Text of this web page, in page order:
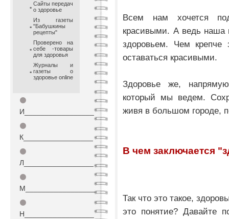
Сайты передач
о здоровье
Из газеты
"Бабушкины
рецепты"
Проверено на
себе -товары
для здоровья
Журналы и
газеты о
здоровье online
⚫
И_________________
⚫
К_________________
⚫
Л_________________
⚫
М_________________
⚫
Н_________________
Всем нам хочется
красивыми. А ведь наша
здоровьем. Чем
оставаться красивыми.
Здоровье же,
который мы ведем.
живя в большом городе,
В чем заключается
Так что это такое,
это понятие? Давайте